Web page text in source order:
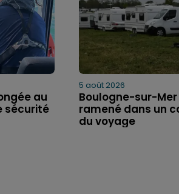
au
sécurité
5 août 2026
Boulogne-sur-Mer
ramené dans un
du voyage